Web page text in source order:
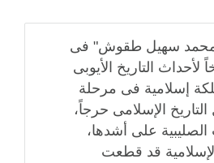
"محمد سهيل طقوش" فى
لأحداث التاريخ الأيوبى
إسلامية فى مرحلة
الإسلامى حرجاً،
على أشدها،
قد قطعت